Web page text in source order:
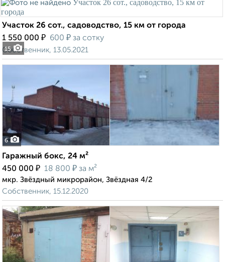
15
Участок 26 сот., садоводство, 15 км от города
1 550 000 ₽ 600 ₽ за сотку
Собственник, 13.05.2021
6
Гаражный бокс, 24 м²
450 000 ₽ 18 800 ₽ за м²
мкр. Звёздный микрорайон, Звёздная 4/2
Собственник, 15.12.2020